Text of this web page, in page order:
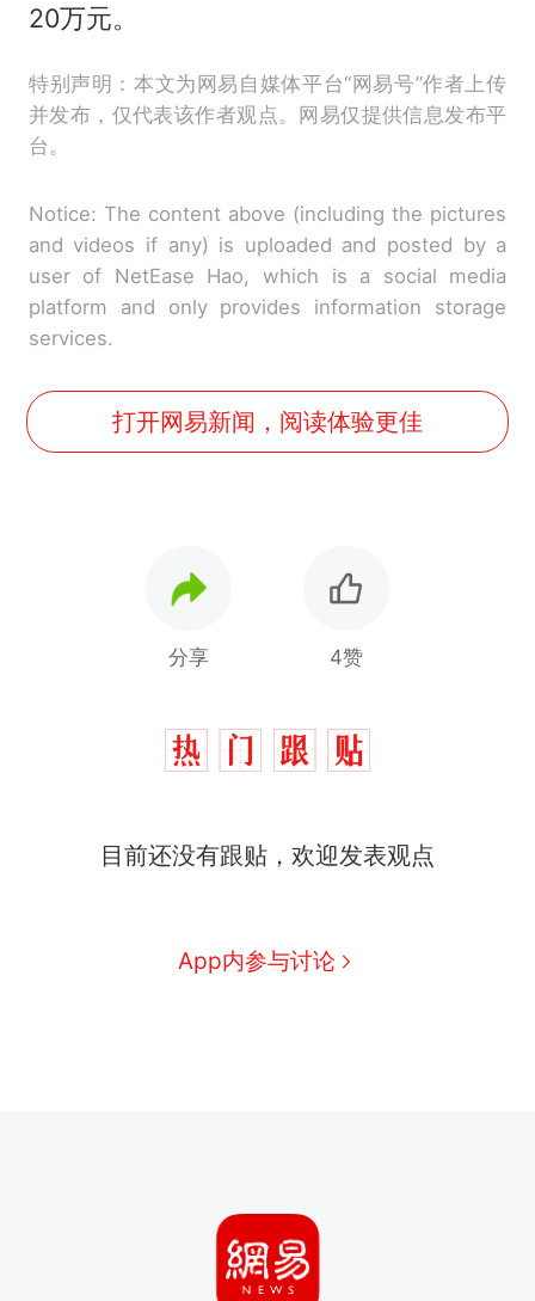
20万元。
特别声明：本文为网易自媒体平台“网易号”作者上传
并发布，仅代表该作者观点。网易仅提供信息发布平
台。
Notice: The content above (including the pictures
and videos if any) is uploaded and posted by a
user of NetEase Hao, which is a social media
platform and only provides information storage
services.
打开网易新闻，阅读体验更佳
分享 4赞
目前还没有跟贴，欢迎发表观点
App内参与讨论